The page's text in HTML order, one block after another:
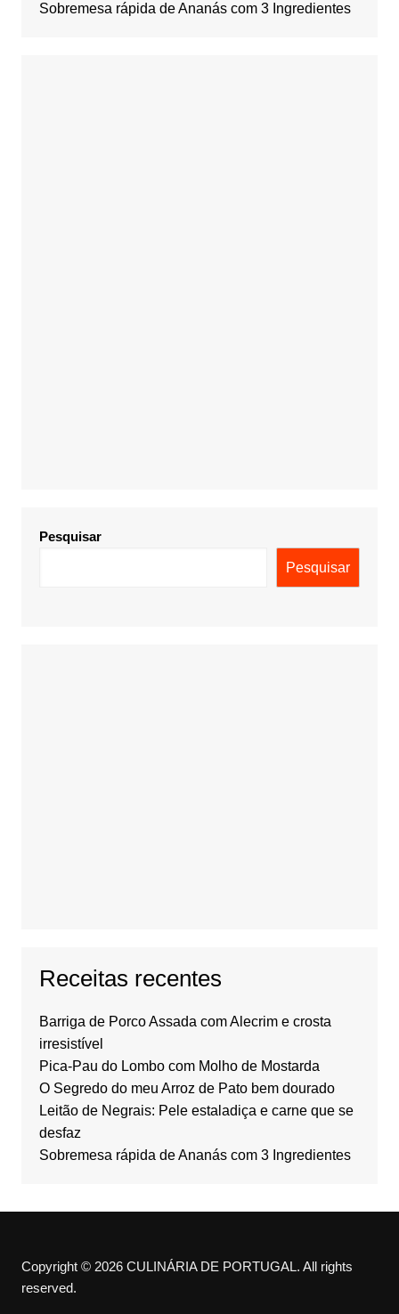
Sobremesa rápida de Ananás com 3 Ingredientes
Pesquisar
Pesquisar
Receitas recentes
Barriga de Porco Assada com Alecrim e crosta
irresistível
Pica-Pau do Lombo com Molho de Mostarda
O Segredo do meu Arroz de Pato bem dourado
Leitão de Negrais: Pele estaladiça e carne que se
desfaz
Sobremesa rápida de Ananás com 3 Ingredientes
Copyright © 2026 CULINÁRIA DE PORTUGAL. All rights
reserved.